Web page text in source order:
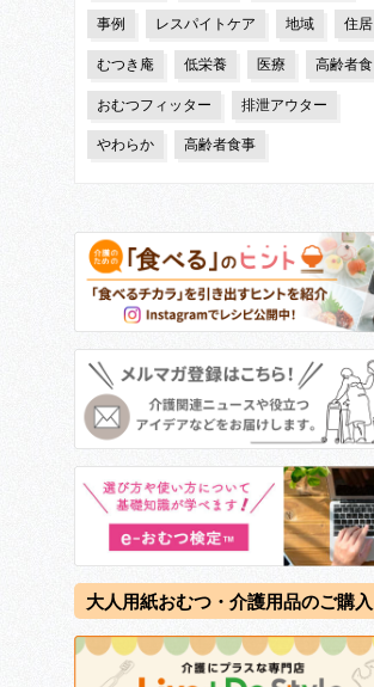
事例 レスパイトケア 地域 住居
むつき庵 低栄養 医療 高齢者食
おむつフィッター 排泄アウター
やわらか 高齢者食事
大人用紙おむつ・介護用品のご購入